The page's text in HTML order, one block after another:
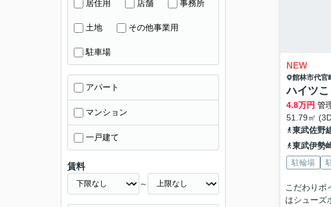
NEW
館林市代官
ハイツ
4.8万円 管
51.79㎡
東武佐野
東武伊勢
駐輪場
こだわりポ
はシューズ
居住用 店舗 事務所
土地 その他事業用
駐車場
アパート
マンション
一戸建て
賃料
～